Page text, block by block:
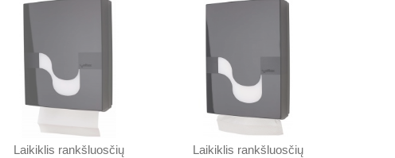
Laikiklis rankšluosčių
Laikiklis rankšluosčių